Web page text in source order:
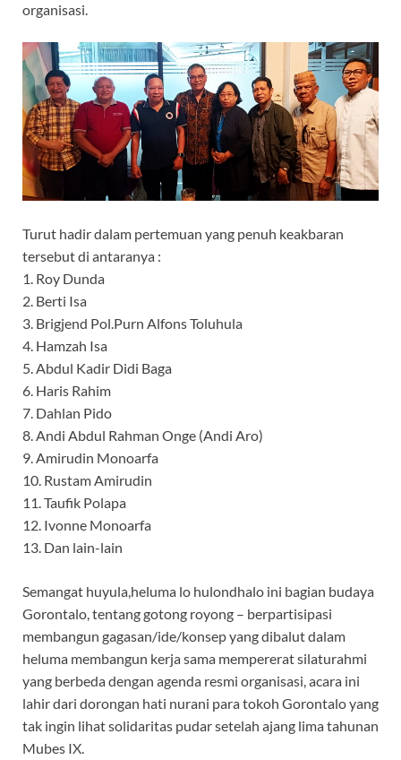
organisasi.
Turut hadir dalam pertemuan yang penuh keakbaran
tersebut di antaranya :
1. Roy Dunda
2. Berti Isa
3. Brigjend Pol.Purn Alfons Toluhula
4. Hamzah Isa
5. Abdul Kadir Didi Baga
6. Haris Rahim
7. Dahlan Pido
8. Andi Abdul Rahman Onge (Andi Aro)
9. Amirudin Monoarfa
10. Rustam Amirudin
11. Taufik Polapa
12. Ivonne Monoarfa
13. Dan lain-lain
Semangat huyula,heluma lo hulondhalo ini bagian budaya
Gorontalo, tentang gotong royong – berpartisipasi
membangun gagasan/ide/konsep yang dibalut dalam
heluma membangun kerja sama mempererat silaturahmi
yang berbeda dengan agenda resmi organisasi, acara ini
lahir dari dorongan hati nurani para tokoh Gorontalo yang
tak ingin lihat solidaritas pudar setelah ajang lima tahunan
Mubes IX.